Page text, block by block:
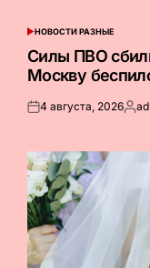
ОПУБЛИКОВАНО
НОВОСТИ РАЗНЫЕ
Силы ПВО
Москву
Опубликовано
4 августа, 2026